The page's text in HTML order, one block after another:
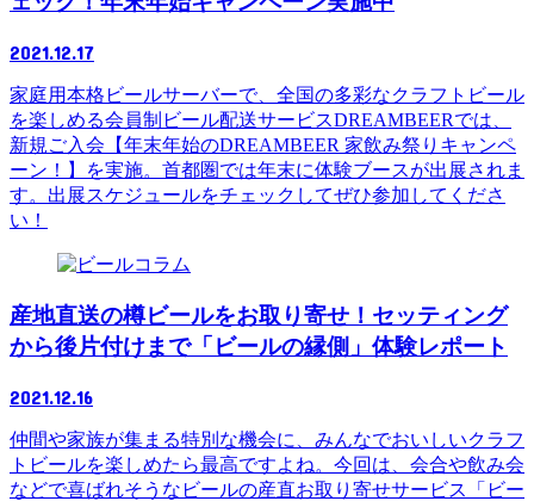
2021.12.17
家庭用本格ビールサーバーで、全国の多彩なクラフトビール
を楽しめる会員制ビール配送サービスDREAMBEERでは、
新規ご入会【年末年始のDREAMBEER 家飲み祭りキャンペ
ーン！】を実施。首都圏では年末に体験ブースが出展されま
す。出展スケジュールをチェックしてぜひ参加してくださ
い！
コラム
産地直送の樽ビールをお取り寄せ！セッティング
から後片付けまで「ビールの縁側」体験レポート
2021.12.16
仲間や家族が集まる特別な機会に、みんなでおいしいクラフ
トビールを楽しめたら最高ですよね。今回は、会合や飲み会
などで喜ばれそうなビールの産直お取り寄せサービス「ビー